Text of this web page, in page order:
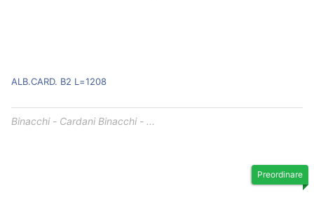
ALB.CARD. B2 L=1208
Binacchi - Cardani Binacchi - ...
Preordinare